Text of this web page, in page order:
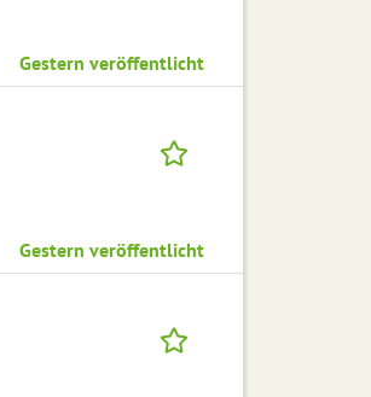
Gestern veröffentlicht
Gestern veröffentlicht